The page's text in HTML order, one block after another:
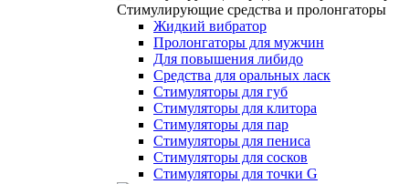
Стимулирующие средства и пролонгаторы
Жидкий вибратор
Пролонгаторы для мужчин
Для повышения либидо
Средства для оральных ласк
Стимуляторы для губ
Стимуляторы для клитора
Стимуляторы для пар
Стимуляторы для пениса
Стимуляторы для сосков
Стимуляторы для точки G